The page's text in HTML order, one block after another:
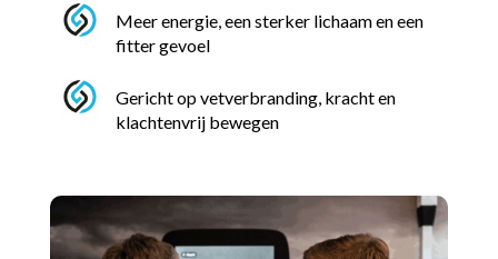
Meer energie, een sterker lichaam en een
fitter gevoel
Gericht op vetverbranding, kracht en
klachtenvrij bewegen